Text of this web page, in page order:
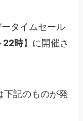
タイムセール
22時】に開催さ
下記のものが発